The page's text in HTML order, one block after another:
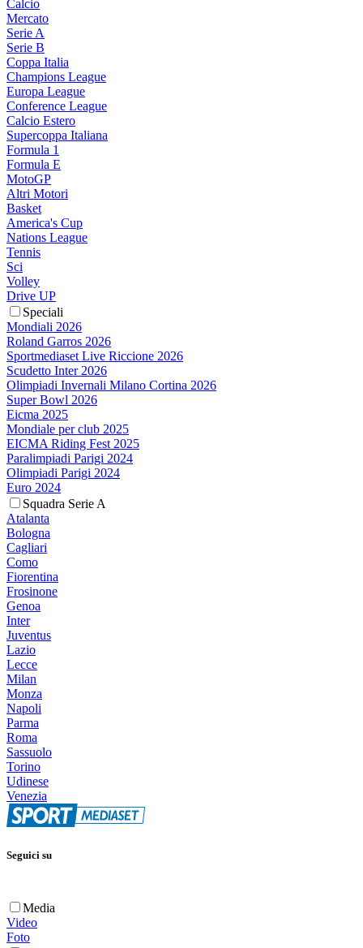
Calcio
Mercato
Serie A
Serie B
Coppa Italia
Champions League
Europa League
Conference League
Calcio Estero
Supercoppa Italiana
Formula 1
Formula E
MotoGP
Altri Motori
Basket
America's Cup
Nations League
Tennis
Sci
Volley
Drive UP
Speciali
Mondiali 2026
Roland Garros 2026
Sportmediaset Live Riccione 2026
Scudetto Inter 2026
Olimpiadi Invernali Milano Cortina 2026
Super Bowl 2026
Eicma 2025
Mondiale per club 2025
EICMA Riding Fest 2025
Paralimpiadi Parigi 2024
Olimpiadi Parigi 2024
Euro 2024
Squadra Serie A
Atalanta
Bologna
Cagliari
Como
Fiorentina
Frosinone
Genoa
Inter
Juventus
Lazio
Lecce
Milan
Monza
Napoli
Parma
Roma
Sassuolo
Torino
Udinese
Venezia
Seguici su
Media
Video
Foto